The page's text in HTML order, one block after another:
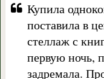
Купила
поставила в
стеллаж с
первую ночь,
задремала.